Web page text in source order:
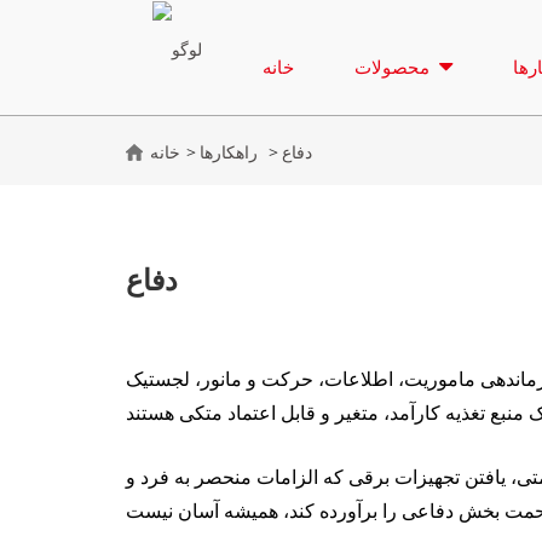
خانه محصولات
خانه راهکارها دفاع
دفاع
ماموریت، اطلاعات، حرکت و مانور، لجستیک
یافتن تجهیزات برقی که الزامات منحصر به فرد و